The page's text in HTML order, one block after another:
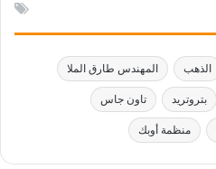
الذهب المهندس طارق الملا
بتروتريد تاون جاس
منظمة أوبك